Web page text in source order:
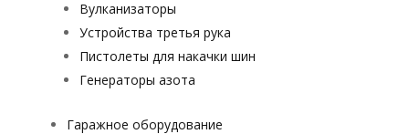
Вулканизаторы
Устройства третья рука
Пистолеты для накачки шин
Генераторы азота
Гаражное оборудование